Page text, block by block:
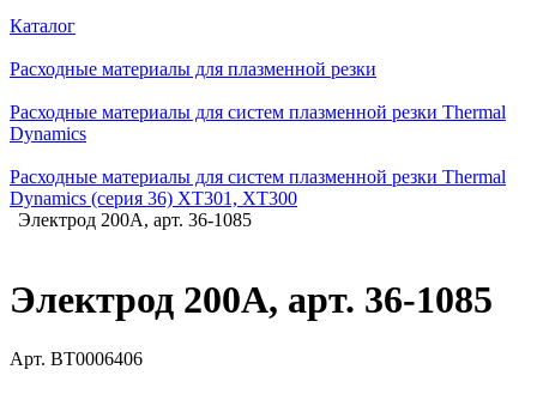
Каталог
Расходные материалы для плазменной резки
Расходные материалы для систем плазменной резки Thermal
Dynamics
Расходные материалы для систем плазменной резки Thermal
Dynamics (серия 36) XT301, XT300
Электрод 200А, арт. 36-1085
Электрод 200А, арт. 36-1085
Арт. BT0006406